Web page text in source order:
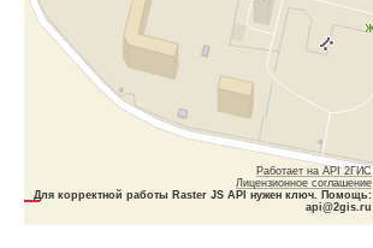
Работает на API 2ГИС
Лицензионное соглашение
Для корректной работы Raster JS API нужен ключ. Помощь:
api@2gis.ru